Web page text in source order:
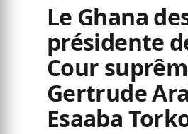
Le Ghana
présidente
Cour
Gertrude
Esaaba